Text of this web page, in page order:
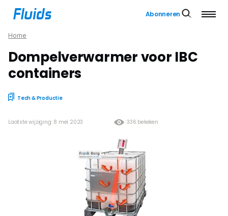
Abonneren
Home
Dompelverwarmer voor IBC
containers
Tech & Productie
336 bekeken
Laatste wijziging: 8 mei 2023